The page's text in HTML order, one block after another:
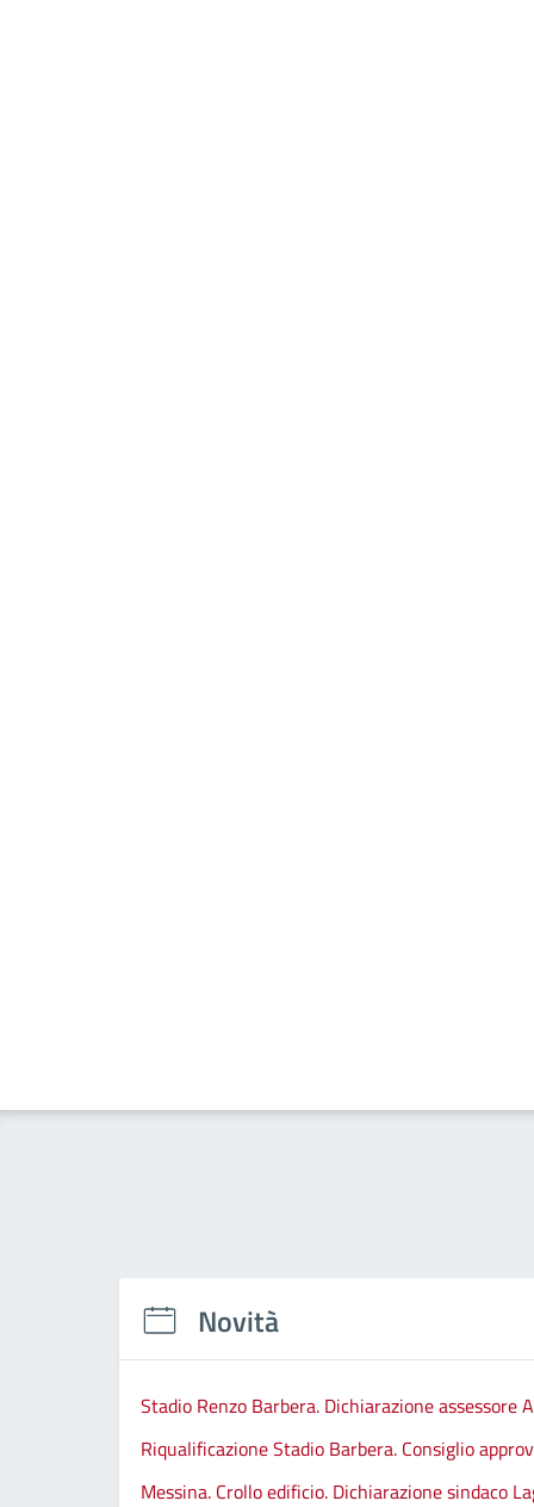
Novità
Stadio Renzo Barbera. Dichiarazione assessore
Riqualificazione Stadio Barbera. Consiglio
Messina. Crollo edificio. Dichiarazione sindaco